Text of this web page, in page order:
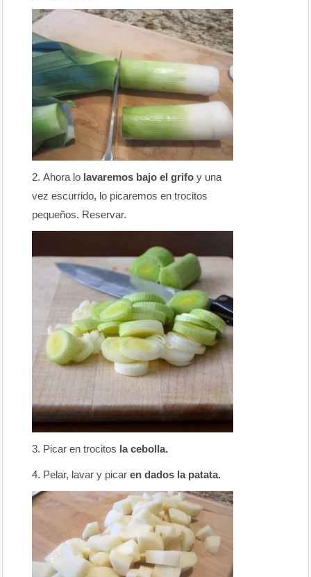
Ahora lo lavaremos bajo el grifo y una
vez escurrido, lo picaremos en trocitos
pequeños. Reservar.
Picar en trocitos la cebolla.
Pelar, lavar y picaren dados la patata.